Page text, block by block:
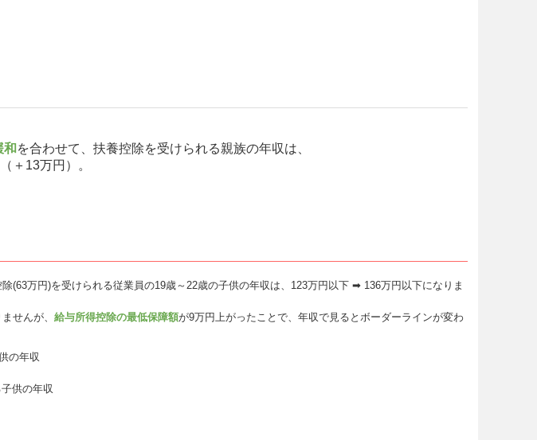
和 を合わせて、扶養控除を受けられる親族の年収は、
＋13万円）。
(63万円)を受けられる従業員の19歳～22歳の子供の年収は、123万円以下 ➡ 136万円以下になりま
せんが、 給与所得控除の最低保障額が9万円上がったことで、年収で見るとボーダーラインが変わ
の年収
供の年収